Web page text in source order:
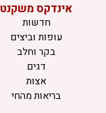
אינדקס משקנט
חדשות
עופות וביצים
בקר וחלב
דגים
אצות
בריאות מהחי